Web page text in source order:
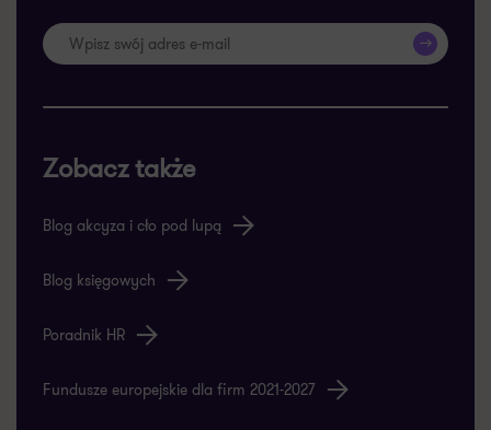
>>
Zobacz także
Blog akcyza i cło pod lupą
Blog księgowych
Poradnik HR
Fundusze europejskie dla firm 2021-2027